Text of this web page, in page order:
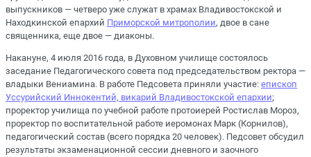
выпускников — четверо уже служат в храмах Владивостокской и
Находкинской епархий Приморской митрополии, двое в сане
священника, еще двое — диаконы.
Накануне, 4 июля 2016 года, в Духовном училище состоялось
заседание Педагогического совета под председательством ректора —
владыки Вениамина. В работе Педсовета приняли участие: епископ
Уссурийский Иннокентий, викарий Владивостокской епархии;
проректор училища по учебной работе протоиерей Ростислав Мороз,
проректор по воспитательной работе иеромонах Марк (Корнилов),
педагогический состав (всего порядка 20 человек). Педсовет обсудил
результаты экзаменационной сессии дневного и заочного